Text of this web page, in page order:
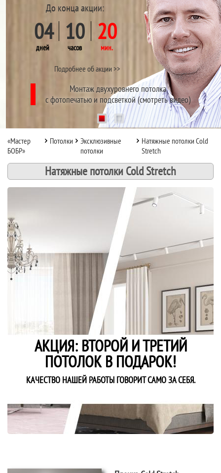
До конца акции:
04 10 20
дней часов мин.
Подробнее об акции >>
Монтаж двухуровнего потолка
с фотопечатью и подсветкой (смотреть видео)
1
«Мастер
БОБР»
Потолки
Эксклюзивные
потолки
Натяжные потолки Cold
Stretch
Натяжные потолки Cold Stretch
АКЦИЯ: ВТОРОЙ И ТРЕТИЙ
ПОТОЛОК В ПОДАРОК!
КАЧЕСТВО НАШЕЙ РАБОТЫ ГОВОРИТ САМО ЗА СЕБЯ.